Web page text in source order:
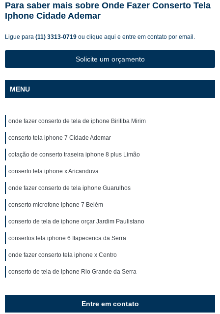
Para saber mais sobre Onde Fazer Conserto Tela
Iphone Cidade Ademar
Ligue para (11) 3313-0719 ou clique aqui e entre em contato por email.
Solicite um orçamento
MENU
onde fazer conserto de tela de iphone Biritiba Mirim
conserto tela iphone 7 Cidade Ademar
cotação de conserto traseira iphone 8 plus Limão
conserto tela iphone x Aricanduva
onde fazer conserto de tela iphone Guarulhos
conserto microfone iphone 7 Belém
conserto de tela de iphone orçar Jardim Paulistano
consertos tela iphone 6 Itapecerica da Serra
onde fazer conserto tela iphone x Centro
conserto de tela de iphone Rio Grande da Serra
Entre em contato